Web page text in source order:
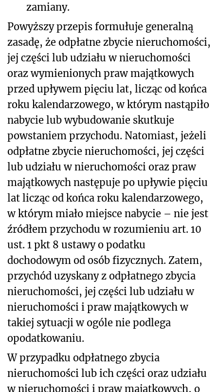
zamiany.
Powyższy przepis formułuje generalną
zasadę, że odpłatne zbycie nieruchomości,
jej części lub udziału w nieruchomości
oraz wymienionych praw majątkowych
przed upływem pięciu lat, licząc od końca
roku kalendarzowego, w którym nastąpiło
nabycie lub wybudowanie skutkuje
powstaniem przychodu. Natomiast, jeżeli
odpłatne zbycie nieruchomości, jej części
lub udziału w nieruchomości oraz praw
majątkowych następuje po upływie pięciu
lat licząc od końca roku kalendarzowego,
w którym miało miejsce nabycie – nie jest
źródłem przychodu w rozumieniu art. 10
ust. 1 pkt 8 ustawy o podatku
dochodowym od osób fizycznych. Zatem,
przychód uzyskany z odpłatnego zbycia
nieruchomości, jej części lub udziału w
nieruchomości i praw majątkowych w
takiej sytuacji w ogóle nie podlega
opodatkowaniu.
W przypadku odpłatnego zbycia
nieruchomości lub ich części oraz udziału
w nieruchomości i praw majątkowych, o